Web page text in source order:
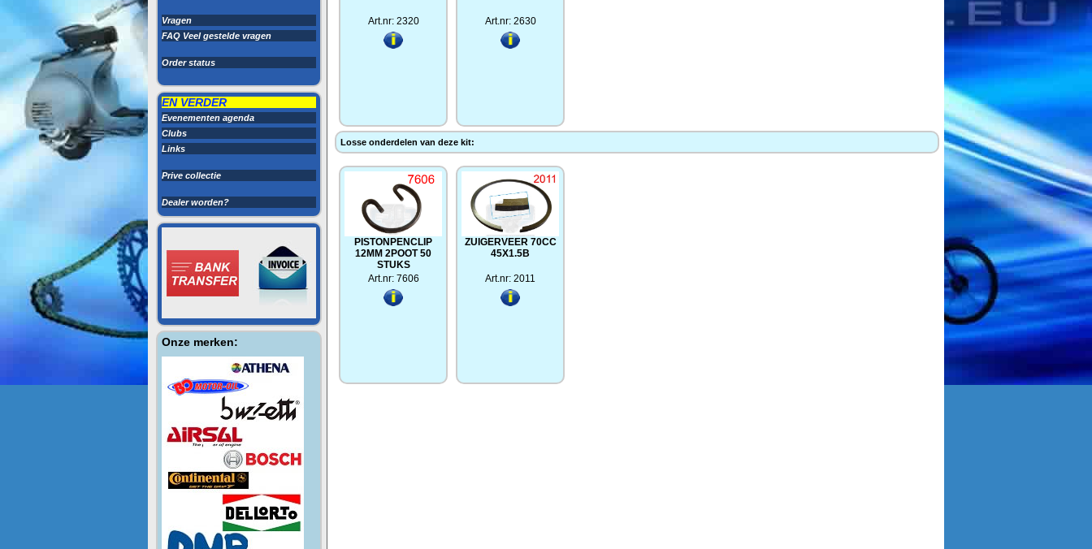
Vragen
FAQ Veel gestelde vragen
Order status
EN VERDER
Evenementen agenda
Clubs
Links
Prive collectie
Dealer worden?
Onze merken:
Art.nr: 2320 Art.nr: 2630
Losse onderdelen van deze kit:
PISTONPENCLIP
12MM 2POOT 50
STUKS
Art.nr: 7606
ZUIGERVEER 70CC
45X1.5B
Art.nr: 2011